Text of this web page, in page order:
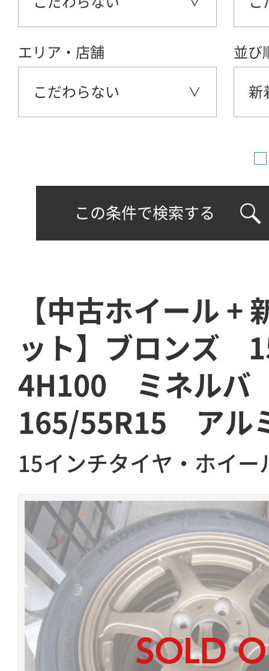
エリア・店舗
こだわらない
並び
新
この条件で検索する
【中古ホイール +
ット】ブロンズ
4H100 ミネル
165/55R15 アル
15インチタイヤ・ホイー